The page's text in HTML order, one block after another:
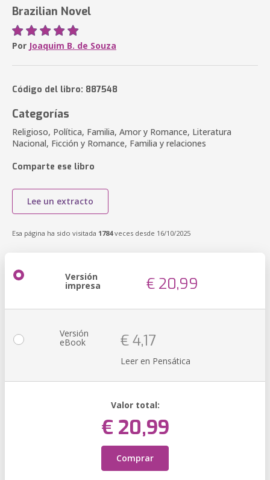
Brazilian Novel
Por Joaquim B. de Souza
Código del libro: 887548
Categorías
Religioso, Política, Familia, Amor y Romance, Literatura
Nacional, Ficción y Romance, Familia y relaciones
Comparte ese libro
Lee un extracto
Esa página ha sido visitada 1784veces desde 16/10/2025
Versión
impresa € 20,99
Versión
eBook € 4,17
Leer en Pensática
Valor total:
€ 20,99
Comprar